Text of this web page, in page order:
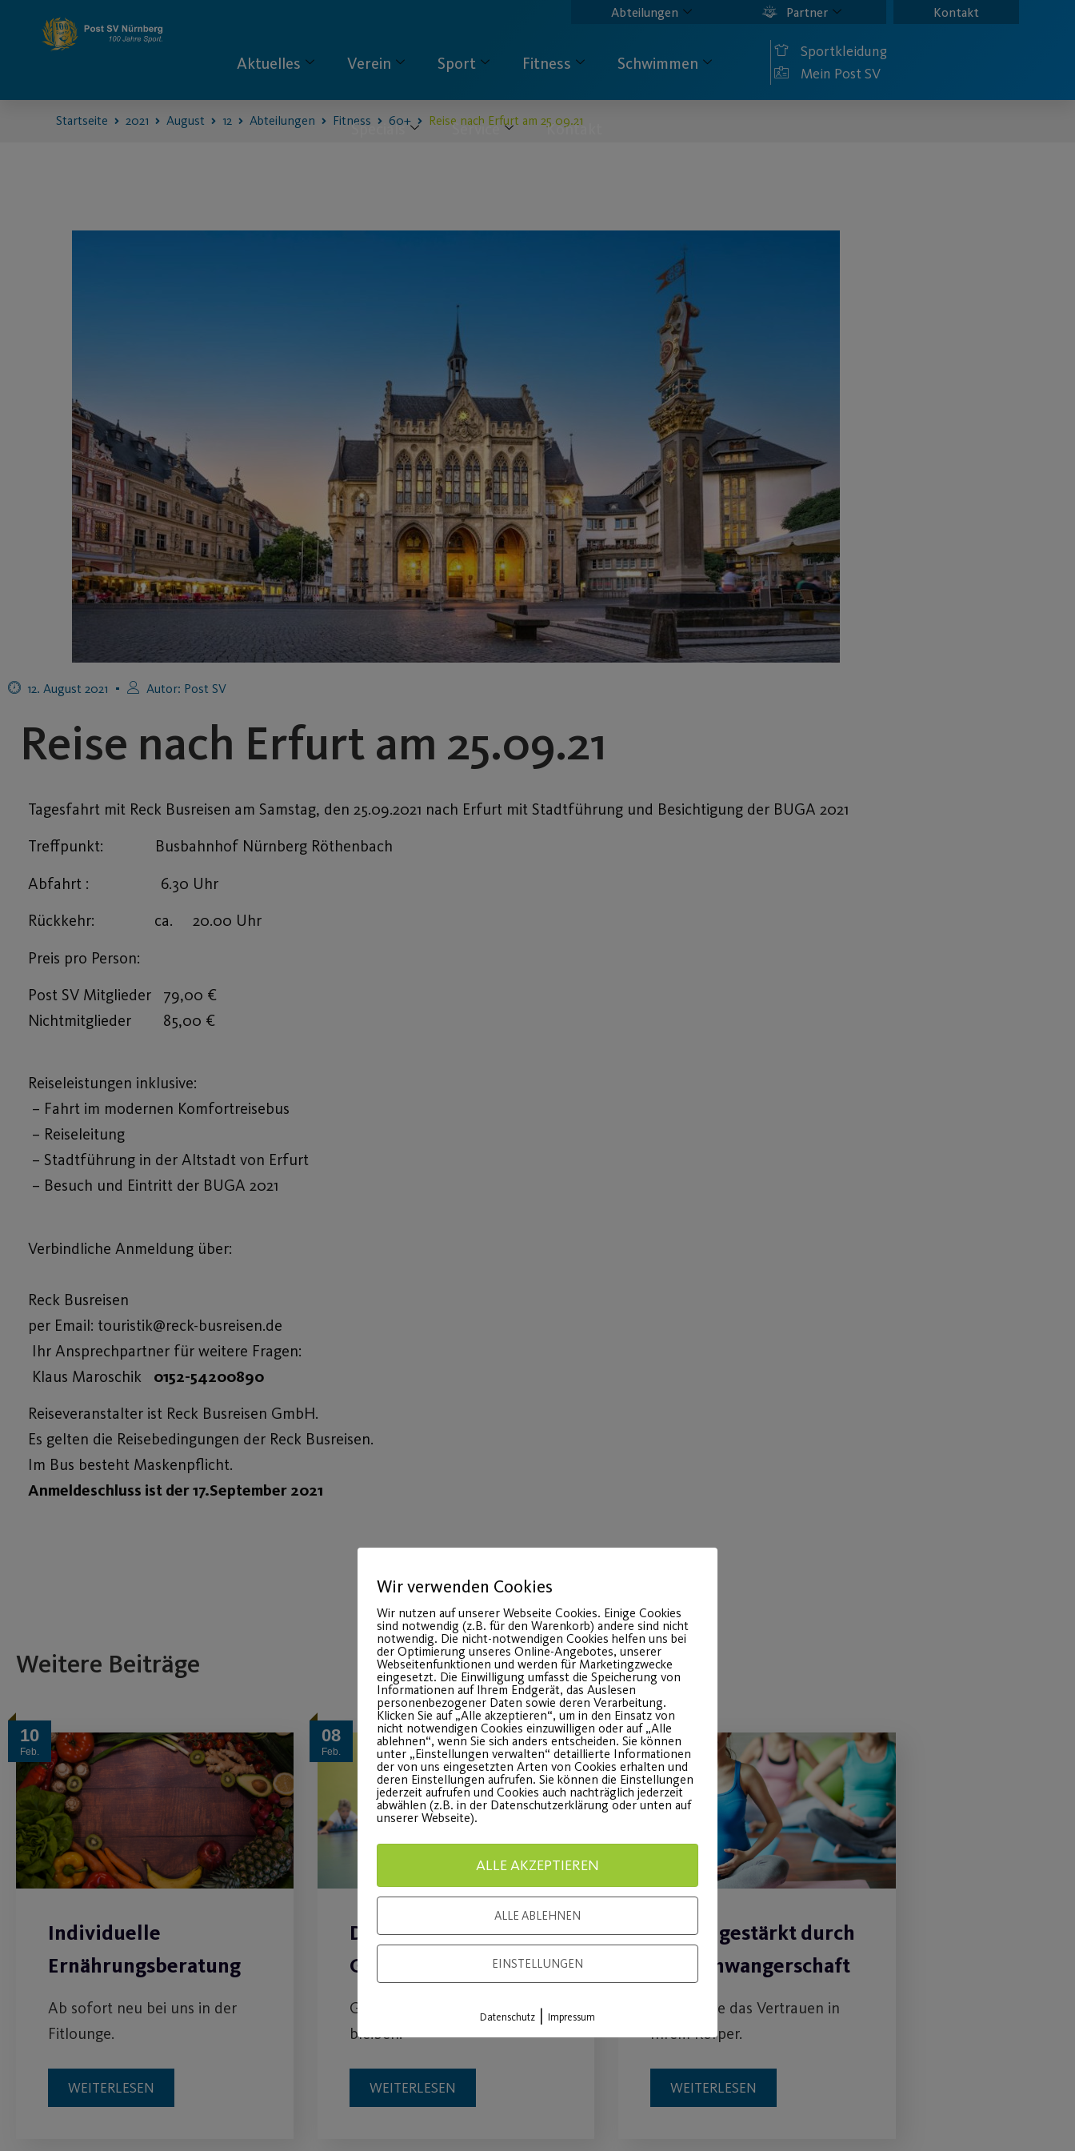
Abteilungen Partner Kontakt
Aktuelles Verein Sport Fitness Schwimmen
Specials Service Kontakt
Sportkleidung
Mein Post SV
Startseite 2021 August 12 Abteilungen Fitness 60+ Reise nach Erfurt am 25.09.21
12. August 2021 Autor: Post SV
Reise nach Erfurt am 25.09.21
Tagesfahrt mit Reck Busreisen am Samstag, den 25.09.2021 nach Erfurt mit Stadtführung und Besichtigung der BUGA 2021
Treffpunkt: Busbahnhof Nürnberg Röthenbach
Abfahrt : 6.30 Uhr
Rückkehr: ca. 20.00 Uhr
Preis pro Person:
Post SV Mitglieder 79,00 €
Nichtmitglieder 85,00 €
Reiseleistungen inklusive:
– Fahrt im modernen Komfortreisebus
– Reiseleitung
– Stadtführung in der Altstadt von Erfurt
– Besuch und Eintritt der BUGA 2021
Verbindliche Anmeldung über:
Reck Busreisen
per Email: touristik@reck-busreisen.de
Ihr Ansprechpartner für weitere Fragen:
Klaus Maroschik 0152-54200890
Reiseveranstalter ist Reck Busreisen GmbH.
Es gelten die Reisebedingungen der Reck Busreisen.
Im Bus besteht Maskenpflicht.
Anmeldeschluss ist der 17.September 2021
Weitere Beiträge
10
Feb.
Individuelle
Ernährungsberatung
Ab sofort neu bei uns in der
Fitlounge.
WEITERLESEN
08
Feb.
Digitaler
Gesundheitstag
Gesund, agil und entspannt
bleiben.
WEITERLESEN
08
Feb.
Fit und gestärkt durch
Ihre Schwangerschaft
Stärken Sie das Vertrauen in
Ihrem Körper.
WEITERLESEN
Wir verwenden Cookies
Wir nutzen auf unserer Webseite Cookies. Einige Cookies
sind notwendig (z.B. für den Warenkorb) andere sind nicht
notwendig. Die nicht-notwendigen Cookies helfen uns bei
der Optimierung unseres Online-Angebotes, unserer
Webseitenfunktionen und werden für Marketingzwecke
eingesetzt. Die Einwilligung umfasst die Speicherung von
Informationen auf Ihrem Endgerät, das Auslesen
personenbezogener Daten sowie deren Verarbeitung.
Klicken Sie auf „Alle akzeptieren“, um in den Einsatz von
nicht notwendigen Cookies einzuwilligen oder auf „Alle
ablehnen“, wenn Sie sich anders entscheiden. Sie können
unter „Einstellungen verwalten“ detaillierte Informationen
der von uns eingesetzten Arten von Cookies erhalten und
deren Einstellungen aufrufen. Sie können die Einstellungen
jederzeit aufrufen und Cookies auch nachträglich jederzeit
abwählen (z.B. in der Datenschutzerklärung oder unten auf
unserer Webseite).
ALLE AKZEPTIEREN
ALLE ABLEHNEN
EINSTELLUNGEN
Datenschutz | Impressum